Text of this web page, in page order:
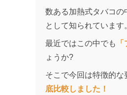
数ある加熱式タバコの
として知られています
最近ではこの中でも
ょうか?
そこで今回は特徴的な
底比較しました！